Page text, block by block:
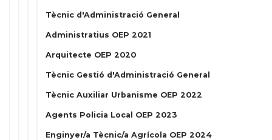
Tècnic d'Administració General
Administratius OEP 2021
Arquitecte OEP 2020
Tècnic Gestió d'Administració General
Tècnic Auxiliar Urbanisme OEP 2022
Agents Policia Local OEP 2023
Enginyer/a Tècnic/a Agrícola OEP 2024